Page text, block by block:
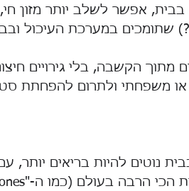
אפשר לשלב יותר מזון חי,
שתומכים במערכת העיכול
הקשבה, בלי גירויים
או משפחתי ולתרום להפחתת
נוטים להיות בריאים יותר,